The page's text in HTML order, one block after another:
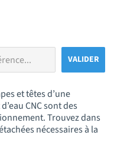
et têtes d’une
CNC sont des
Trouvez dans
nécessaires à la